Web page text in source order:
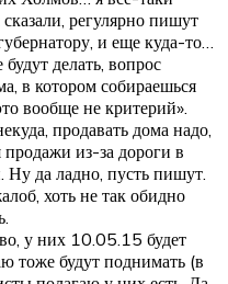
регулярно пишут
и еще куда-то…
делать, вопрос
в котором собираешься
вообще не критерий».
продавать дома надо,
продажи из-за дороги в
Ну да ладно, пусть пишут.
хоть не так обидно
у них 10.05.15 будет
тоже будут поднимать (в